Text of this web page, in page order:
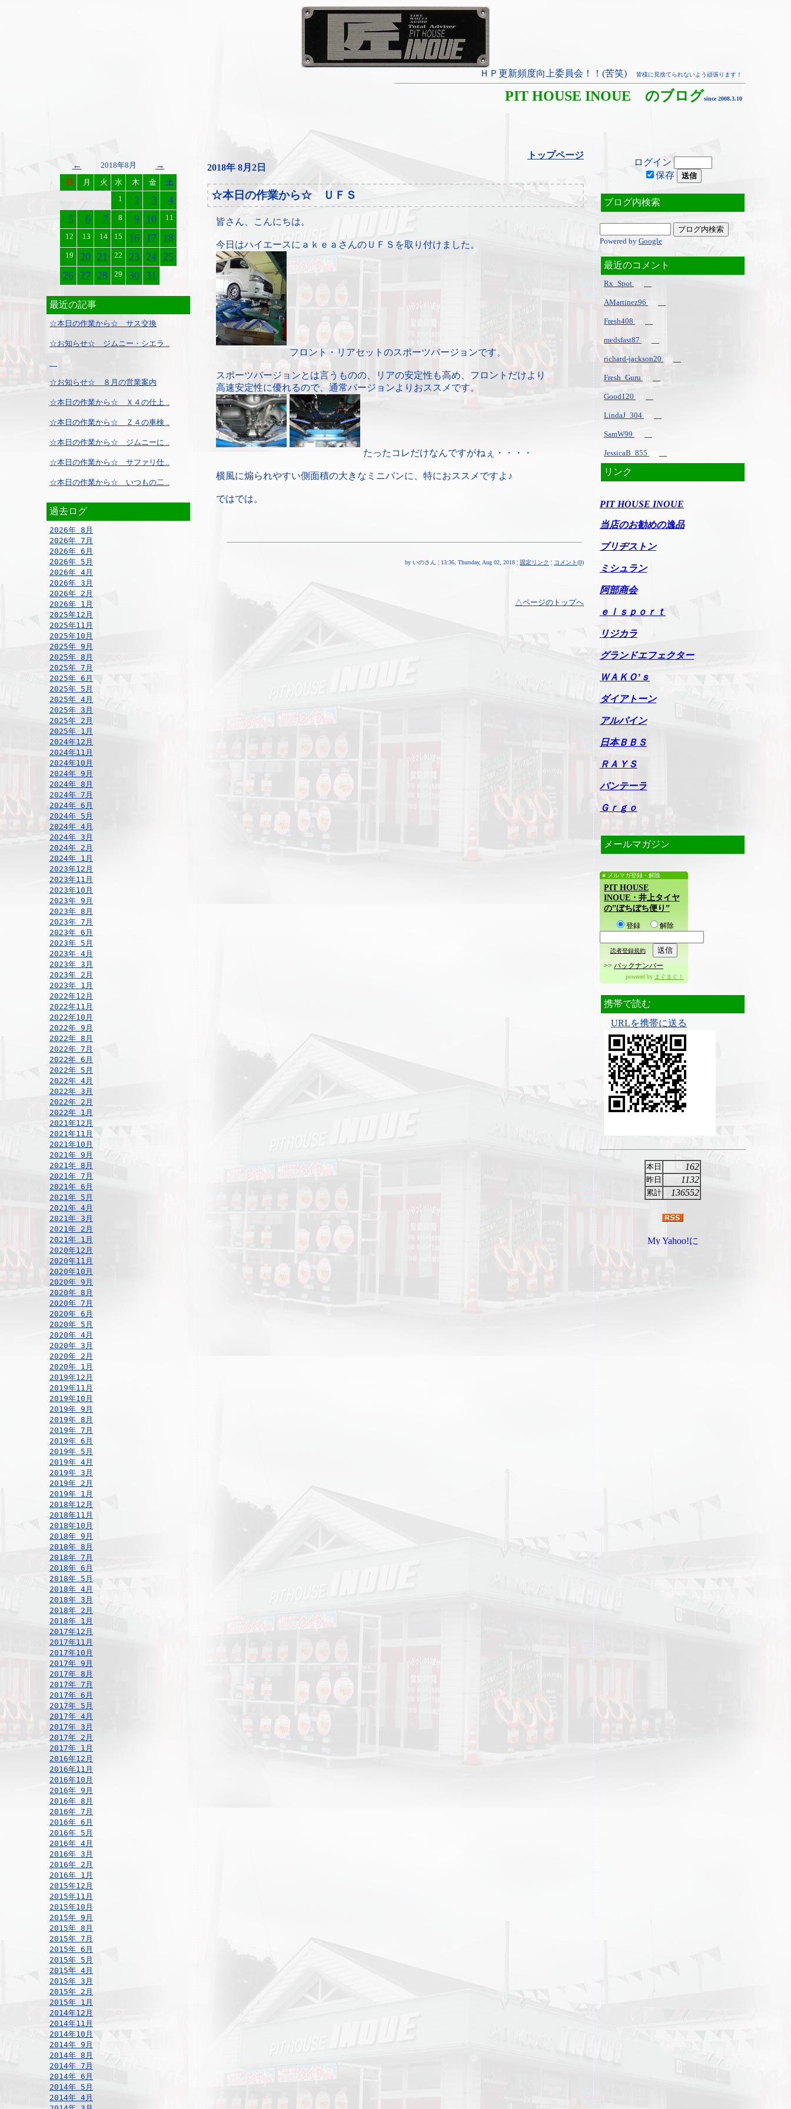
ＨＰ更新頻度向上委員会！！(苦笑) 皆様に見捨てられないよう頑張ります！
PIT HOUSE INOUE のブログsince 2008.3.10
← 2018年8月 →
日 月 火 水 木 金
土
1
2 3
4
5
6 7 8 9 10 11
12 13 14 15 16 17 18
19 20 21 22 23 24 25
26 27 28 29 30 31
最近の記事
☆本日の作業から☆ サス交換
☆お知らせ☆ ジムニー・シエラ ..
☆お知らせ☆ ８月の営業案内
☆本日の作業から☆ Ｘ４の仕上 ..
☆本日の作業から☆ Ｚ４の車検 ..
☆本日の作業から☆ ジムニーに ..
☆本日の作業から☆ サファリ仕 ..
☆本日の作業から☆ いつもの二 ..
過去ログ
2026年 8月
2026年 7月
2026年 6月
2026年 5月
2026年 4月
2026年 3月
2026年 2月
2026年 1月
2025年12月
2025年11月
2025年10月
2025年 9月
2025年 8月
2025年 7月
2025年 6月
2025年 5月
2025年 4月
2025年 3月
2025年 2月
2025年 1月
2024年12月
2024年11月
2024年10月
2024年 9月
2024年 8月
2024年 7月
2024年 6月
2024年 5月
2024年 4月
2024年 3月
2024年 2月
2024年 1月
2023年12月
2023年11月
2023年10月
2023年 9月
2023年 8月
2023年 7月
2023年 6月
2023年 5月
2023年 4月
2023年 3月
2023年 2月
2023年 1月
2022年12月
2022年11月
2022年10月
2022年 9月
2022年 8月
2022年 7月
2022年 6月
2022年 5月
2022年 4月
2022年 3月
2022年 2月
2022年 1月
2021年12月
2021年11月
2021年10月
2021年 9月
2021年 8月
2021年 7月
2021年 6月
2021年 5月
2021年 4月
2021年 3月
2021年 2月
2021年 1月
2020年12月
2020年11月
2020年10月
2020年 9月
2020年 8月
2020年 7月
2020年 6月
2020年 5月
2020年 4月
2020年 3月
2020年 2月
2020年 1月
2019年12月
2019年11月
2019年10月
2019年 9月
2019年 8月
2019年 7月
2019年 6月
2019年 5月
2019年 4月
2019年 3月
2019年 2月
2019年 1月
2018年12月
2018年11月
2018年10月
2018年 9月
2018年 8月
2018年 7月
2018年 6月
2018年 5月
2018年 4月
2018年 3月
2018年 2月
2018年 1月
2017年12月
2017年11月
2017年10月
2017年 9月
2017年 8月
2017年 7月
2017年 6月
2017年 5月
2017年 4月
2017年 3月
2017年 2月
2017年 1月
2016年12月
2016年11月
2016年10月
2016年 9月
2016年 8月
2016年 7月
2016年 6月
2016年 5月
2016年 4月
2016年 3月
2016年 2月
2016年 1月
2015年12月
2015年11月
2015年10月
2015年 9月
2015年 8月
2015年 7月
2015年 6月
2015年 5月
2015年 4月
2015年 3月
2015年 2月
2015年 1月
2014年12月
2014年11月
2014年10月
2014年 9月
2014年 8月
2014年 7月
2014年 6月
2014年 5月
2014年 4月
トップページ
2018年 8月2日
☆本日の作業から☆ ＵＦＳ
皆さん、こんにちは。
今日はハイエースにａｋｅａさんのＵＦＳを取り付けました。
フロント・リアセットのスポーツバージョンです。
スポーツバージョンとは言うものの、リアの安定性も高め、フロントだけより
高速安定性に優れるので、通常バージョンよりおススメです。
たったコレだけなんですがねぇ・・・・
横風に煽られやすい側面積の大きなミニバンに、特におススメですよ♪
ではでは。
by いのさん ¦ 13:36, Thursday, Aug 02, 2018 ¦ 固定リンク ¦ コメント(0)
△ページのトップへ
ログイン
保存
ブログ内検索
Powered by Google
最近のコメント
Rx_Spot on
AMartinez96
Fresh408 on
medsfast87 on
richard-jackson20 on
Fresh_Guru on
Good120 on
LindaJ_304
SamW99
JessicaB_855
リンク
PIT HOUSE INOUE
当店のお勧めの逸品
ブリヂストン
ミシュラン
阿部商会
ｅｌｓｐｏｒｔ
リジカラ
グランドエフェクター
ＷＡＫＯ’ｓ
ダイアトーン
アルパイン
日本ＢＢＳ
ＲＡＹＳ
パンテーラ
Ｇｒｇｏ
メールマガジン
メルマガ登録・解除
PIT HOUSE
INOUE・井上タイヤ
の”ぼちぼち便り”
登録 解除
読者登録規約
>> バックナンバー
powered by まぐまぐ！
携帯で読む
URLを携帯に送る
本日 162
昨日 1132
累計 136552